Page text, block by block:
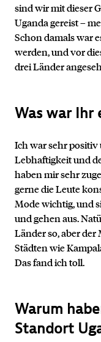
sind wir mit dieser
Uganda gereist –
Schon damals war
werden, und vor
drei Länder
Was war Ihr
Ich war sehr positiv
Lebhaftigkeit und
haben mir sehr
gerne die Leute
Mode wichtig, und
und gehen aus.
Länder so, aber
Städten wie
Das fand ich toll.
Warum
Standort